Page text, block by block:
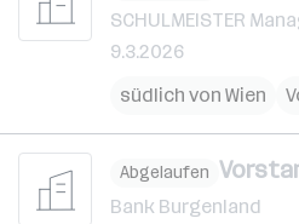
SCHULMEISTER
9.3.2026
südlich von Wien
Abgelaufen
Bank Burgenland